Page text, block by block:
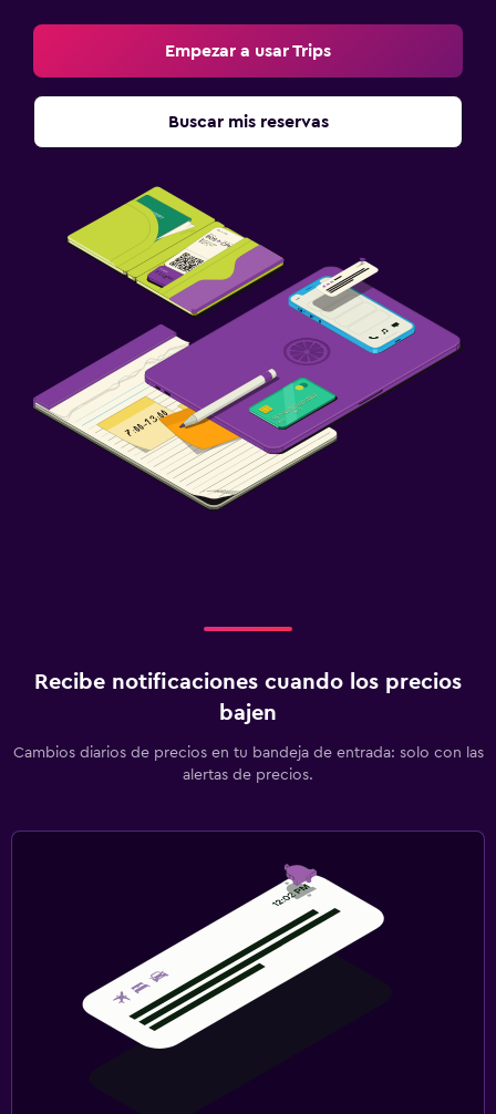
Empezar a usar Trips
Buscar mis reservas
Recibe notificaciones cuando los precios
bajen
Cambios diarios de precios en tu bandeja de entrada: solo con las
alertas de precios.